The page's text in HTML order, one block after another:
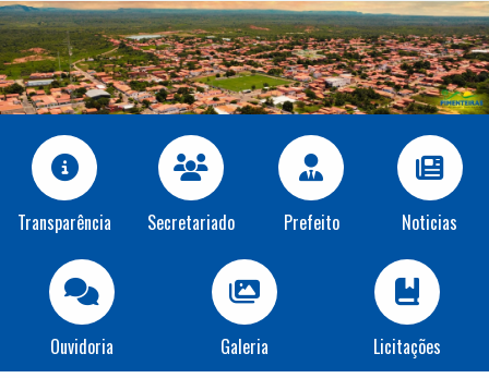
Transparência Secretariado Prefeito Noticias
Ouvidoria Galeria
Licitações